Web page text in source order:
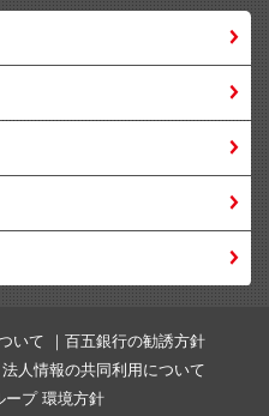
いて
百五銀行の勧誘方針
法人情報の共同利用について
ープ 環境方針